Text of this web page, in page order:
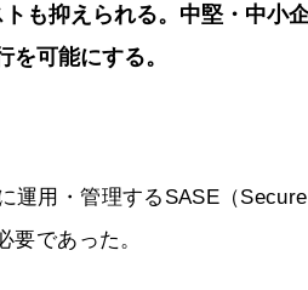
も抑えられる。中堅・中小
可能にする。
用・管理するSASE（
であった。